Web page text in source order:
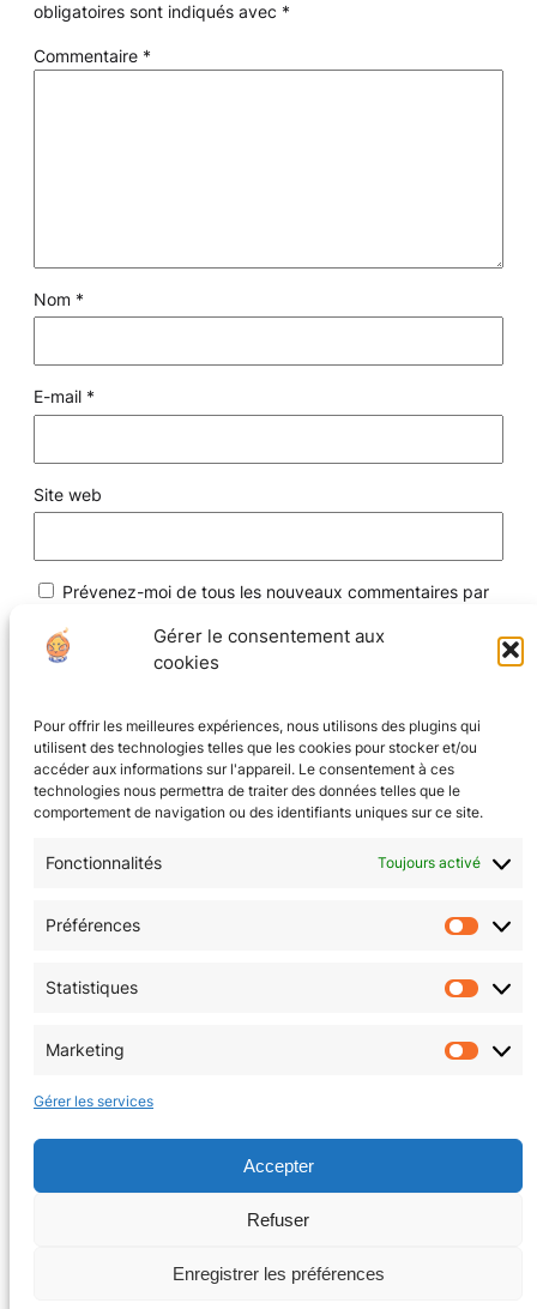
Gérer le consentement aux
cookies
Pour offrir les meilleures expériences, nous utilisons des plugins qui
utilisent des technologies telles que les cookies pour stocker et/ou
accéder aux informations sur l'appareil. Le consentement à ces
technologies nous permettra de traiter des données telles que le
comportement de navigation ou des identifiants uniques sur ce site.
Fonctionnalités Toujours activé
Préférences
Statistiques
Marketing
Gérer les services
Accepter
Refuser
Enregistrer les préférences
obligatoires sont indiqués avec *
Commentaire *
Nom *
E-mail *
Site web
Prévenez-moi de tous les nouveaux commentaires par
Prévenez-moi de tous les nouveaux articles par e-mail.
Facebook Instagram
Copyright © 2026 | La Tanière au coin du jeu